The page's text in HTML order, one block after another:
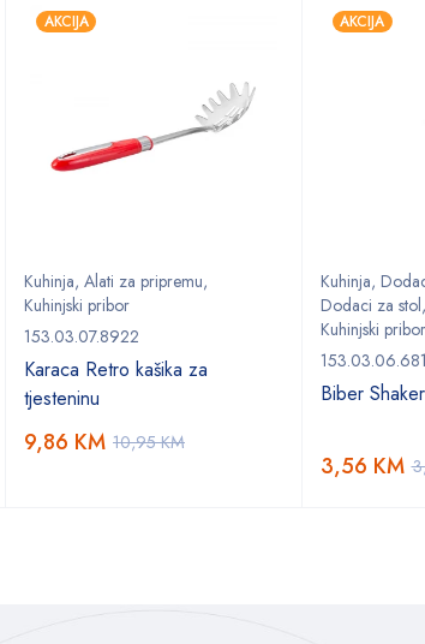
AKCIJA
Kuhinja, Alati za pripremu,
Kuhinjski pribor
153.03.07.8922
Karaca Retro kašika za
tjesteninu
10,95KM
9,86 KM
AKCIJA
Kuhinja,
Dodaci za stol
Kuhinjski pribor
Biber
3,56 KM